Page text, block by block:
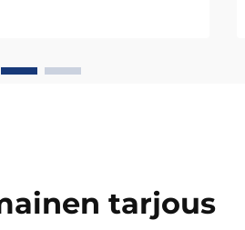
tarjous